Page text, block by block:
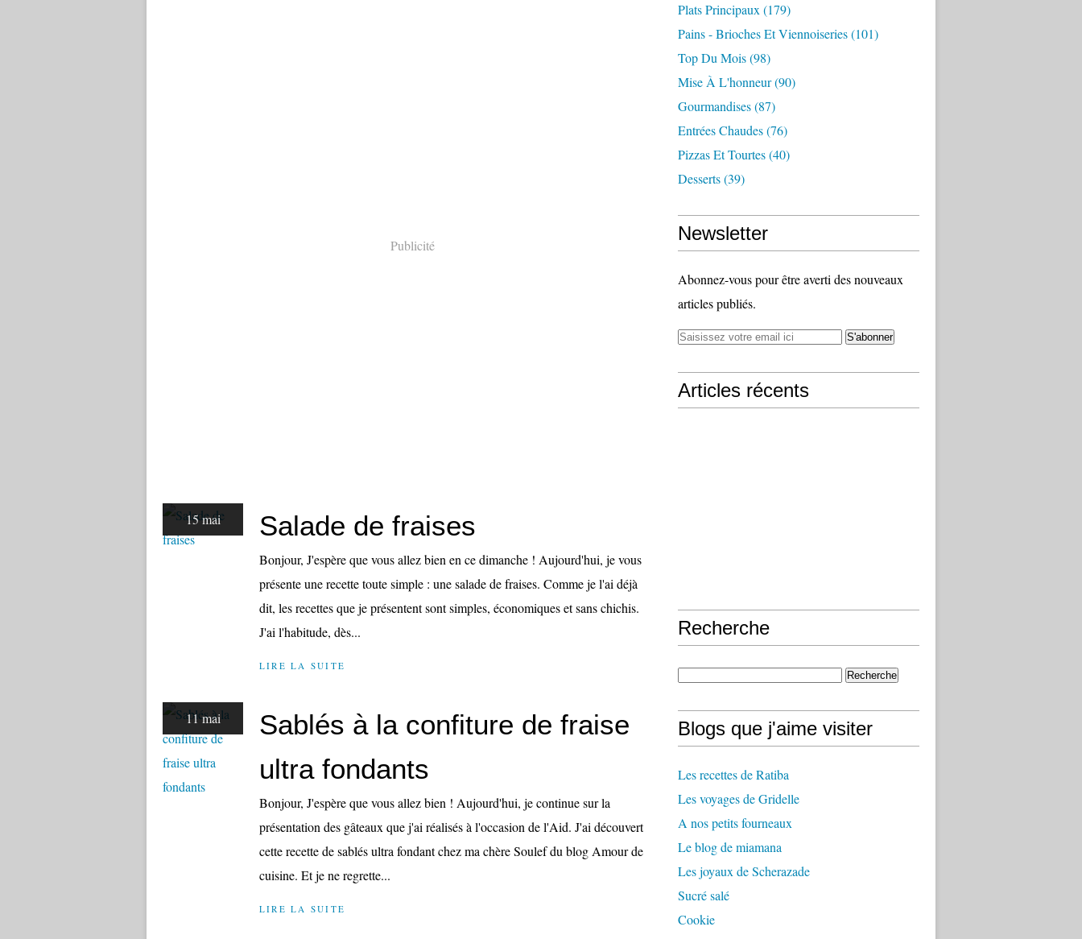
Publicité
15 mai Salade de fraises
Bonjour, J'espère que vous allez bien en ce dimanche ! Aujourd'hui, je vous
présente une recette toute simple : une salade de fraises. Comme je l'ai déjà
dit, les recettes que je présentent sont simples, économiques et sans chichis.
J'ai l'habitude, dès...
LIRE LA SUITE
11 mai
Sablés à la confiture de fraise
ultra fondants
Bonjour, J'espère que vous allez bien ! Aujourd'hui, je continue sur la
présentation des gâteaux que j'ai réalisés à l'occasion de l'Aid. J'ai découvert
cette recette de sablés ultra fondant chez ma chère Soulef du blog Amour de
cuisine. Et je ne regrette...
LIRE LA SUITE
Plats Principaux (179)
Pains - Brioches Et Viennoiseries(101)
Top Du Mois(98)
Mise À L'honneur(90)
Gourmandises(87)
Entrées Chaudes(76)
Pizzas Et Tourtes(40)
Desserts(39)
Newsletter
Abonnez-vous pour être averti des nouveaux
articles publiés.
Articles récents
Recherche
Blogs que j'aime visiter
Les recettes de Ratiba
Les voyages de Gridelle
A nos petits fourneaux
Le blog de miamana
Les joyaux de Scherazade
Sucré salé
Cookie